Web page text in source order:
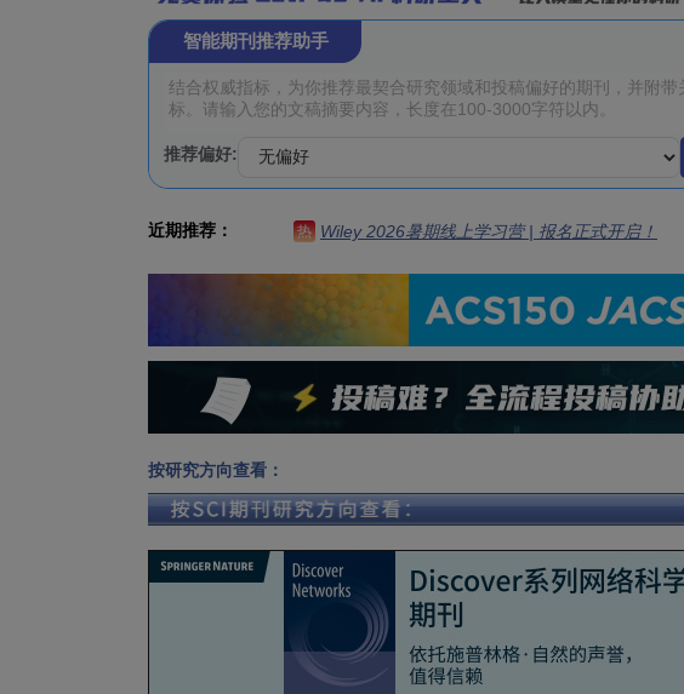
智能期刊推荐助手
推荐偏好:
近期推荐： 热 Wiley 2026暑期线上学习营 | 报名正式开启！
按研究方向查看：